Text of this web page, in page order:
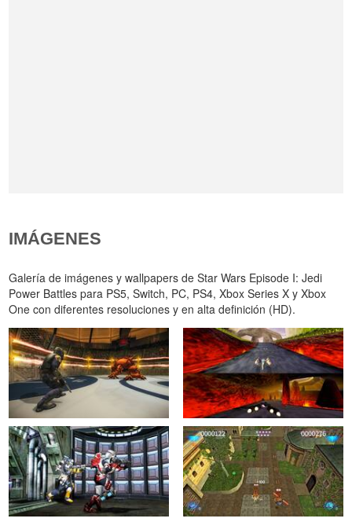
IMÁGENES
Galería de imágenes y wallpapers de Star Wars Episode I: Jedi
Power Battles para PS5, Switch, PC, PS4, Xbox Series X y Xbox
One con diferentes resoluciones y en alta definición (HD).